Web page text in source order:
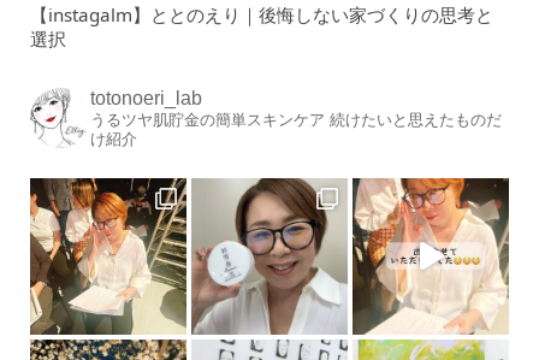
【instagalm】ととのえり｜後悔しない家づくりの思考と
選択
totonoeri_lab
うるツヤ肌貯金の簡単スキンケア 続けたいと思えたものだ
け紹介